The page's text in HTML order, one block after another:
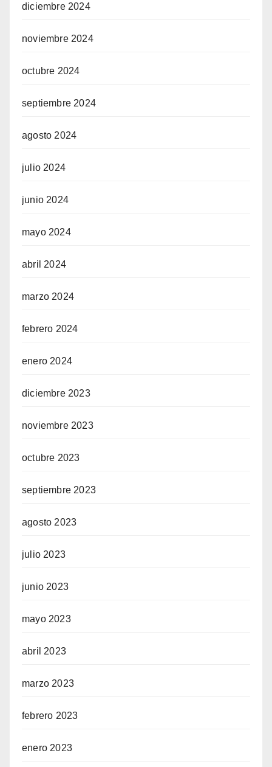
diciembre 2024
noviembre 2024
octubre 2024
septiembre 2024
agosto 2024
julio 2024
junio 2024
mayo 2024
abril 2024
marzo 2024
febrero 2024
enero 2024
diciembre 2023
noviembre 2023
octubre 2023
septiembre 2023
agosto 2023
julio 2023
junio 2023
mayo 2023
abril 2023
marzo 2023
febrero 2023
enero 2023